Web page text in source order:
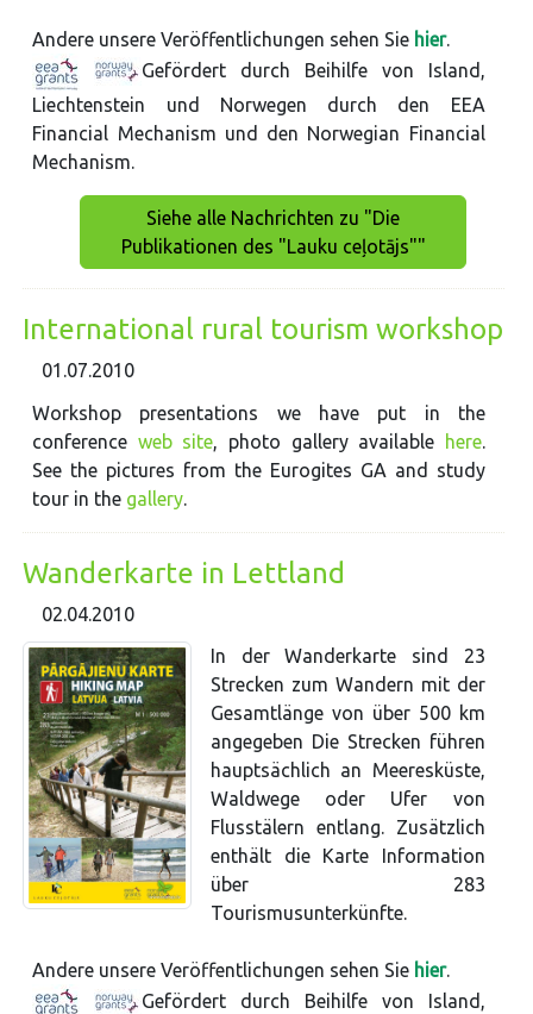
Andere unsere Veröffentlichungen sehen Sie hier.
Gefördert durch Beihilfe von Island,
Liechtenstein und Norwegen durch den EEA
Financial Mechanism und den Norwegian Financial
Mechanism.
Siehe alle Nachrichten zu "Die
Publikationen des "Lauku ceļotājs""
International rural tourism workshop
01.07.2010
Workshop presentations we have put in the
conference web site , photo gallery available here.
See the pictures from the Eurogites GA and study
tour in the gallery
Wanderkarte in Lettland
02.04.2010
In der Wanderkarte sind 23
Strecken zum Wandern mit der
Gesamtlänge von über 500 km
angegeben Die Strecken führen
hauptsächlich an Meeresküste,
Waldwege oder Ufer von
Flusstälern entlang. Zusätzlich
enthält die Karte Information
über 283
Tourismusunterkünfte.
Andere unsere Veröffentlichungen sehen Sie hier.
Gefördert durch Beihilfe von Island,